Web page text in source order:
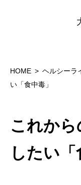
HOME ヘルシーラ
い「食中毒」
これか
したい「